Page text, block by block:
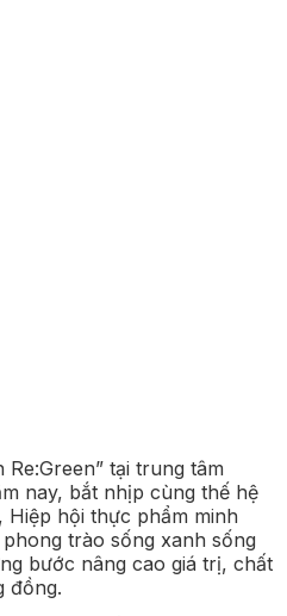
Re:Green” tại trung tâm
nay, bắt nhịp cùng thế hệ
Hiệp hội thực phẩm minh
trào sống xanh sống
bước nâng cao giá trị, chất
đồng.